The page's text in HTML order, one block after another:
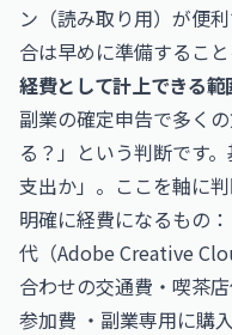
ン（読み取り用）が便
合は早めに準備すること
経費として計上できる
副業の確定申告で多く
る？」という判断です
支出か」。ここを軸に判
明確に経費になるもの
代（Adobe Creative
合わせの交通費・喫茶
参加費 ・副業専用に購